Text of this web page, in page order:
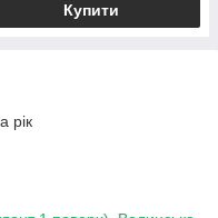
Купити
рік